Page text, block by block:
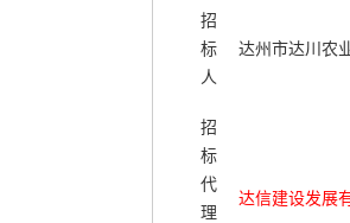
招
标
人
达州市达川农
招
标
代
理
达信建设发展